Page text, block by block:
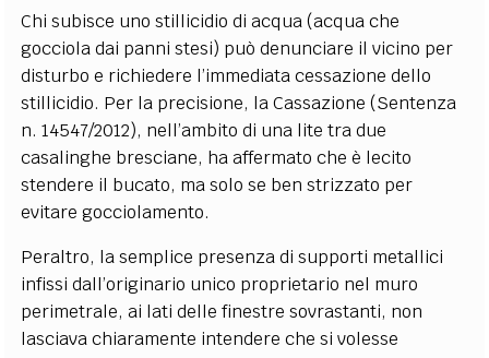
Chi subisce uno stillicidio di acqua (acqua che
gocciola dai panni stesi) può denunciare il vicino per
disturbo e richiedere l’immediata cessazione dello
stillicidio. Per la precisione, la Cassazione (Sentenza
n. 14547/2012), nell’ambito di una lite tra due
casalinghe bresciane, ha affermato che è lecito
stendere il bucato, ma solo se ben strizzato per
evitare gocciolamento.
Peraltro, la semplice presenza di supporti metallici
infissi dall’originario unico proprietario nel muro
perimetrale, ai lati delle finestre sovrastanti, non
lasciava chiaramente intendere che si volesse